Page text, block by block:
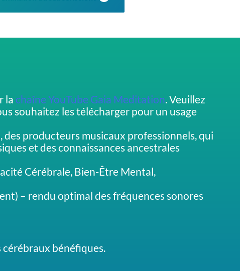
la chaîne YouTube Gaia Meditation. Veuillez
souhaitez les télécharger pour un usage
producteurs musicaux professionnels, qui
et des connaissances ancestrales
Cérébrale, Bien-Être Mental,
– rendu optimal des fréquences sonores
cérébraux bénéfiques.